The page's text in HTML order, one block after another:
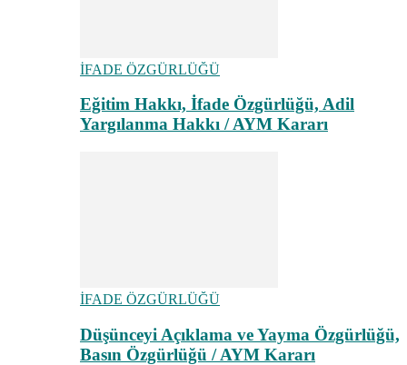
İFADE ÖZGÜRLÜĞÜ
Eğitim Hakkı, İfade Özgürlüğü, Adil
Yargılanma Hakkı / AYM Kararı
İFADE ÖZGÜRLÜĞÜ
Düşünceyi Açıklama ve Yayma Özgürlüğü,
Basın Özgürlüğü / AYM Kararı